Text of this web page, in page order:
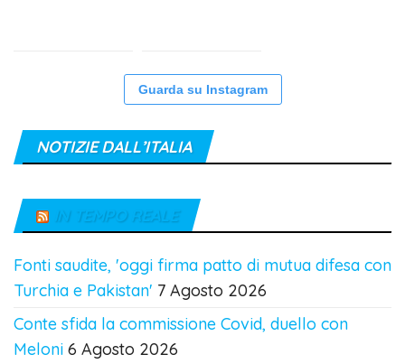
Guarda su Instagram
NOTIZIE DALL’ITALIA
IN TEMPO REALE
Fonti saudite, 'oggi firma patto di mutua difesa con
Turchia e Pakistan' 7 Agosto 2026
Conte sfida la commissione Covid, duello con
Meloni 6 Agosto 2026